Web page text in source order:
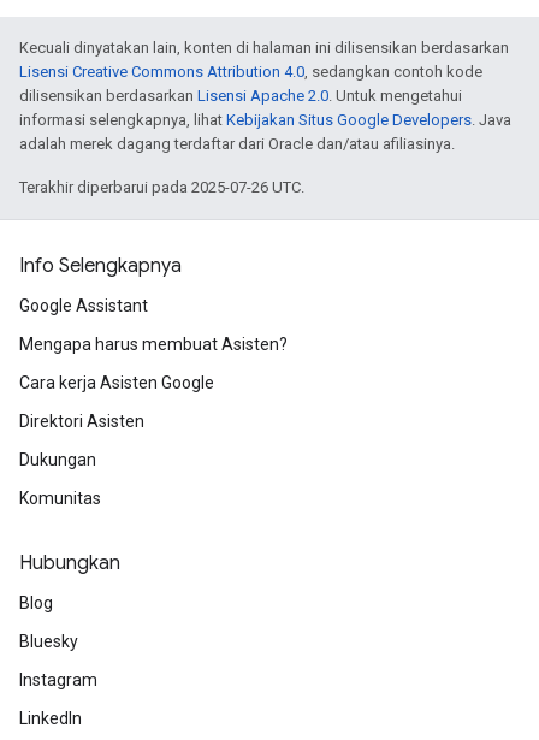
Kecuali dinyatakan lain, konten di halaman ini dilisensikan berdasarkan
Lisensi Creative Commons Attribution 4.0 , sedangkan contoh kode
dilisensikan berdasarkan Lisensi Apache 2.0 . Untuk mengetahui
informasi selengkapnya, lihat Kebijakan Situs Google Developers . Java
adalah merek dagang terdaftar dari Oracle dan/atau afiliasinya.
Terakhir diperbarui pada 2025-07-26 UTC.
Info Selengkapnya
Google Assistant
Mengapa harus membuat Asisten?
Cara kerja Asisten Google
Direktori Asisten
Dukungan
Komunitas
Hubungkan
Blog
Bluesky
Instagram
LinkedIn